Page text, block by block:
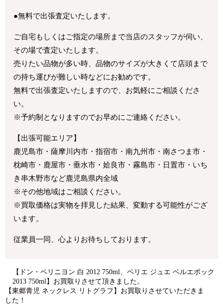
●無料で出張査定いたします。
ご自宅もしくはご指定の場所まで当店のスタッフが伺い、
その場で査定いたします。
売りたい品物が多い時、品物のサイズが大きくて店頭まで
の持ち運びが難しい時などにお勧めです。
無料で出張査定いたしますので、お気軽にご相談くださ
い。
※予約制となりますのでお早めにご連絡ください。
【出張可能エリア】
鹿児島市・薩摩川内市・指宿市・南九州市・南さつま市・
枕崎市・鹿屋市・垂水市・姶良市・霧島市・日置市・いち
き串木野市など鹿児島県内全域
※その他地域はご相談ください。
※買取価格は実物を拝見した結果、変動する可能性がござ
います。
従業員一同、心よりお待ちしております。
【ドン・ペリニヨン 白 2012 750ml、ペリエ ジュエ ベルエポック
2013 750ml】お買取りさせて頂きました。
【東郷青児 ネックレス リトグラフ】お買取りさせていただきま
した！